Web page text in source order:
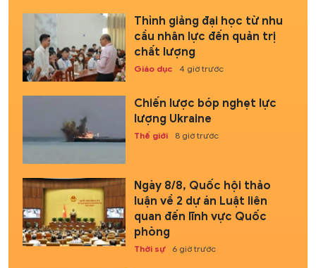
Thỉnh giảng đại học từ nhu
cầu nhân lực đến quản trị
chất lượng
Giáo dục 4 giờ trước
Chiến lược bóp nghẹt lực
lượng Ukraine
Thế giới 8 giờ trước
Ngày 8/8, Quốc hội thảo
luận về 2 dự án Luật liên
quan đến lĩnh vực Quốc
phòng
Thời sự 6 giờ trước